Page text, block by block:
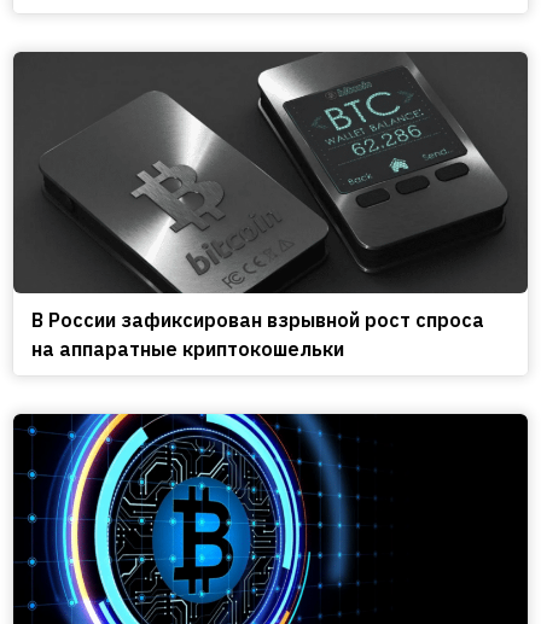
В России зафиксирован взрывной рост спроса
на аппаратные криптокошельки